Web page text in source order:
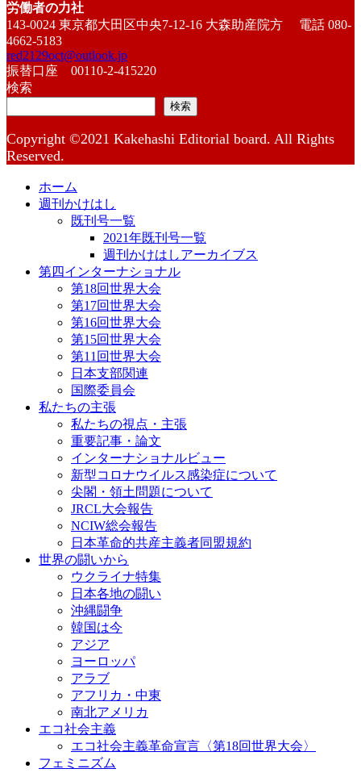
労働者の力社
143-0024 東京都大田区中央7-12-16 大森助産院方 電話 080-
4662-5183
red2129oct@outlook.jp
振替口座 00110-2-415220
検索
検索
Copyright ©2021 Kakehashi Editorial board. All Rights
Reserved.
ホーム
週刊かけはし
既刊号一覧
2021年既刊号一覧
週刊かけはしアーカイブス
第四インターナショナル
第18回世界大会
第17回世界大会
第16回世界大会
第15回世界大会
第11回世界大会
日本支部関連
国際委員会
私たちの主張
私たちの視点・主張
重要記事・論文
インターナショナルビュー
新型コロナウイルス感染症について
尖閣・領土問題について
JRCL大会報告
NCIW総会報告
日本革命的共産主義者同盟規約
世界の闘いから
ウクライナ特集
日本各地の闘い
沖縄闘争
韓国は今
アジア
ヨーロッパ
アラブ
アフリカ・中東
南北アメリカ
エコ社会主義
エコ社会主義革命宣言〈第18回世界大会〉
フェミニズム